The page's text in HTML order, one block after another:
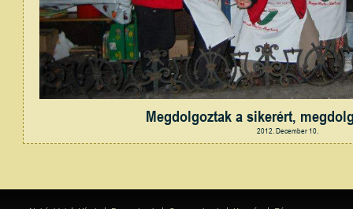
Megdolgoztak a sikerért,
2012. December 10.